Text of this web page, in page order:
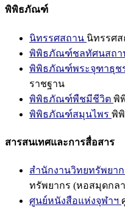
พิพิธภัณฑ์
นิทรรศสถาน นิทรรศ
พิพิธภัณฑ์ชลทัศนสถา
พิพิธภัณฑ์พระจุฑาธุช
ราชฐาน
พิพิธภัณฑ์พืชมีชีวิต พิ
พิพิธภัณฑ์สมุนไพร พิ
สารสนเทศและการสื่อสาร
สำนักงานวิทยทรัพยา
ทรัพยากร (หอสมุดกล
ศูนย์หนังสือแห่งจุฬาฯ